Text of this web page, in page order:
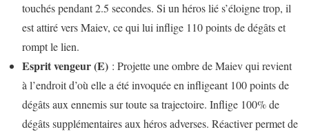
touchés pendant 2.5 secondes. Si un héros lié s’éloigne trop, il
est attiré vers Maiev, ce qui lui inflige 110 points de dégâts et
rompt le lien.
Esprit vengeur (E) : Projette une ombre de Maiev qui revient
à l’endroit d’où elle a été invoquée en infligeant 100 points de
dégâts aux ennemis sur toute sa trajectoire. Inflige 100% de
dégâts supplémentaires aux héros adverses. Réactiver permet de